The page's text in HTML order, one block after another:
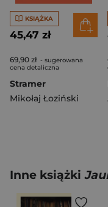
KSIĄŻKA
45,47 zł
69,90 zł - sugerowana
cena detaliczna
Stramer
Mikołaj Łoziński
Inne książki